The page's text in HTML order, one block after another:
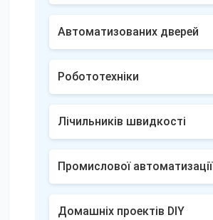
Автоматизованих дверей
Робототехніки
Лічильників швидкості
Промислової автоматизації
Домашніх проектів DIY